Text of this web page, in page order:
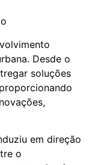
Desde o
soluções
em direção
o